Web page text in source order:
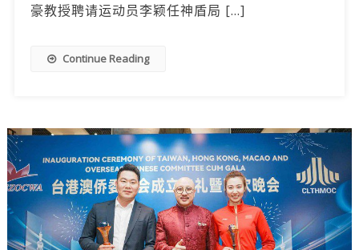
豪教授聘请运动员李颖任神盾局 […]
Continue Reading